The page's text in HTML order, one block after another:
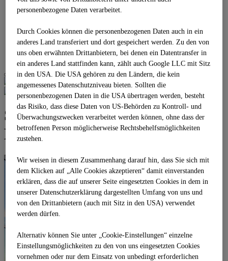
Business Stage 1.3
Gironcoli Kristall
REFERENZEN
PARTNER
KONTAKT
Sky Stage Point, Mini, Maxi +
Bar
personenbezogene Daten verarbeitet.
Durch Cookies können die personenbezogenen Daten auch in ein
anderes Land transferiert und dort gespeichert werden. Zu den von
uns oben erwähnten Drittanbietern, bei denen ein Datentransfer in
ein anderes Land stattfinden kann, zählt auch Google LLC mit Sitz
in den USA. Die USA gehören zu den Ländern, die kein
angemessenes Datenschutzniveau bieten. Sollten die
personenbezogenen Daten in die USA übertragen werden, besteht
das Risiko, dass diese Daten von US-Behörden zu Kontroll- und
Überwachungszwecken verarbeitet werden können, ohne dass der
betroffenen Person möglicherweise Rechtsbehelfsmöglichkeiten
zustehen.
Wir weisen in diesem Zusammenhang darauf hin, dass Sie sich mit
dem Klicken auf „Alle Cookies akzeptieren“ damit ein­ver­standen
erklären, dass die auf unserer Seite eingesetzten Cookies in dem in
unserer Datenschutzerklärung dargestellten Umfang von uns und
von den Drittanbietern (auch mit Sitz in den USA) verwendet
werden dürfen.
Alternativ können Sie unter „Cookie-Einstellungen“ einzelne
Einstellungsmöglichkeiten zu den von uns eingesetzten Cookies
vornehmen oder nur dem Einsatz von unbedingt erforderlichen